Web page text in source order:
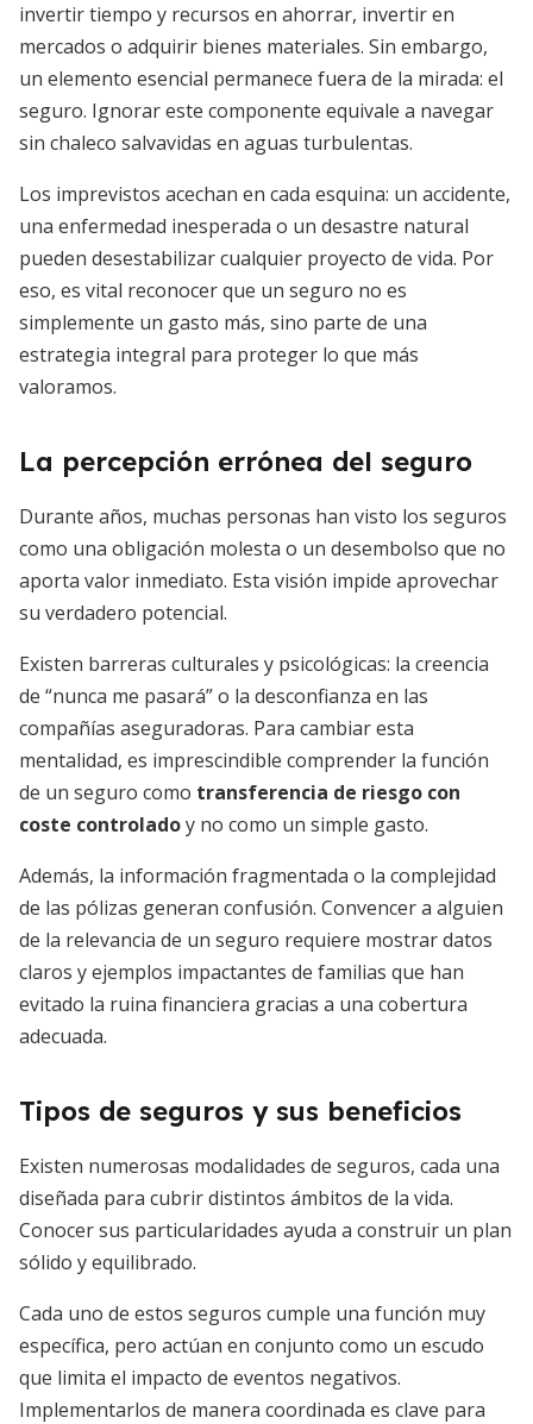
invertir tiempo y recursos en ahorrar, invertir en
mercados o adquirir bienes materiales. Sin embargo,
un elemento esencial permanece fuera de la mirada: el
seguro. Ignorar este componente equivale a navegar
sin chaleco salvavidas en aguas turbulentas.
Los imprevistos acechan en cada esquina: un accidente,
una enfermedad inesperada o un desastre natural
pueden desestabilizar cualquier proyecto de vida. Por
eso, es vital reconocer que un seguro no es
simplemente un gasto más, sino parte de una
estrategia integral para proteger lo que más
valoramos.
La percepción errónea del seguro
Durante años, muchas personas han visto los seguros
como una obligación molesta o un desembolso que no
aporta valor inmediato. Esta visión impide aprovechar
su verdadero potencial.
Existen barreras culturales y psicológicas: la creencia
de “nunca me pasará” o la desconfianza en las
compañías aseguradoras. Para cambiar esta
mentalidad, es imprescindible comprender la función
de un seguro como transferencia de riesgo con
coste controladoy no como un simple gasto.
Además, la información fragmentada o la complejidad
de las pólizas generan confusión. Convencer a alguien
de la relevancia de un seguro requiere mostrar datos
claros y ejemplos impactantes de familias que han
evitado la ruina financiera gracias a una cobertura
adecuada.
Tipos de seguros y sus beneficios
Existen numerosas modalidades de seguros, cada una
diseñada para cubrir distintos ámbitos de la vida.
Conocer sus particularidades ayuda a construir un plan
sólido y equilibrado.
Cada uno de estos seguros cumple una función muy
específica, pero actúan en conjunto como un escudo
que limita el impacto de eventos negativos.
Implementarlos de manera coordinada es clave para